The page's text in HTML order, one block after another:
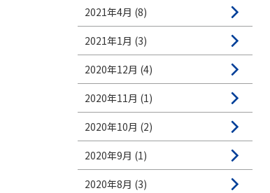
2021年4月 (8)
2021年1月 (3)
2020年12月 (4)
2020年11月 (1)
2020年10月 (2)
2020年9月 (1)
2020年8月 (3)